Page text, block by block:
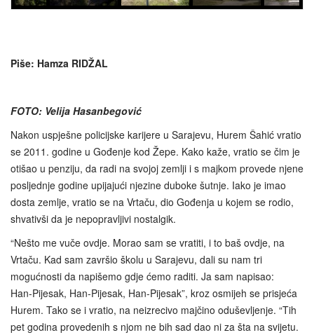
Piše: Hamza RIDŽAL
FOTO: Velija Hasanbegović
Nakon uspješne policijske karijere u Sarajevu, Hurem Šahić vratio
se 2011. godine u Gođenje kod Žepe. Kako kaže, vratio se čim je
otišao u penziju, da radi na svojoj zemlji i s majkom provede njene
posljednje godine upijajući njezine duboke šutnje. Iako je imao
dosta zemlje, vratio se na Vrtaču, dio Gođenja u kojem se rodio,
shvativši da je nepopravljivi nostalgik.
“Nešto me vuče ovdje. Morao sam se vratiti, i to baš ovdje, na
Vrtaču. Kad sam završio školu u Sarajevu, dali su nam tri
mogućnosti da napišemo gdje ćemo raditi. Ja sam napisao:
Han‑Pijesak, Han‑Pijesak, Han‑Pijesak”, kroz osmijeh se prisjeća
Hurem. Tako se i vratio, na neizrecivo majčino oduševljenje. “Tih
pet godina provedenih s njom ne bih sad dao ni za šta na svijetu.